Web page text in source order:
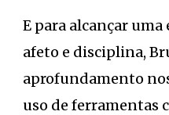
E para alcançar
afeto e disciplina,
aprofundamento
uso de ferramentas